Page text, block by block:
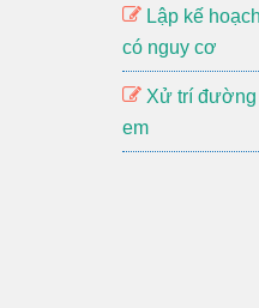
Lập kế
có nguy cơ
Xử trí đường
em